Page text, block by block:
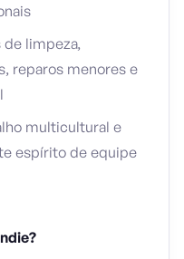
de limpeza,
reparos menores e
multicultural e
espírito de equipe